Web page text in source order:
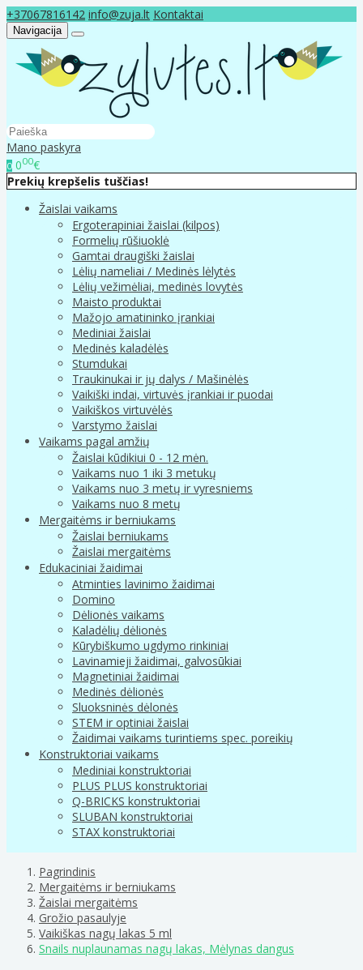
+37067816142 info@zuja.lt Kontaktai
Navigacija
Mano paskyra
0 000€
Prekių krepšelis tuščias!
Žaislai vaikams
Ergoterapiniai žaislai (kilpos)
Formelių rūšiuoklė
Gamtai draugiški žaislai
Lėlių nameliai / Medinės lėlytės
Lėlių vežimėliai, medinės lovytės
Maisto produktai
Mažojo amatininko įrankiai
Mediniai žaislai
Medinės kaladėlės
Stumdukai
Traukinukai ir jų dalys / Mašinėlės
Vaikiški indai, virtuvės įrankiai ir puodai
Vaikiškos virtuvėlės
Varstymo žaislai
Vaikams pagal amžių
Žaislai kūdikiui 0 - 12 mėn.
Vaikams nuo 1 iki 3 metukų
Vaikams nuo 3 metų ir vyresniems
Vaikams nuo 8 metų
Mergaitėms ir berniukams
Žaislai berniukams
Žaislai mergaitėms
Edukaciniai žaidimai
Atminties lavinimo žaidimai
Domino
Dėlionės vaikams
Kaladėlių dėlionės
Kūrybiškumo ugdymo rinkiniai
Lavinamieji žaidimai, galvosūkiai
Magnetiniai žaidimai
Medinės dėlionės
Sluoksninės dėlonės
STEM ir optiniai žaislai
Žaidimai vaikams turintiems spec. poreikių
Konstruktoriai vaikams
Mediniai konstruktoriai
PLUS PLUS konstruktoriai
Q-BRICKS konstruktoriai
SLUBAN konstruktoriai
STAX konstruktoriai
Pagrindinis
Mergaitėms ir berniukams
Žaislai mergaitėms
Grožio pasaulyje
Vaikiškas nagų lakas 5 ml
Snails nuplaunamas nagų lakas, Mėlynas dangus